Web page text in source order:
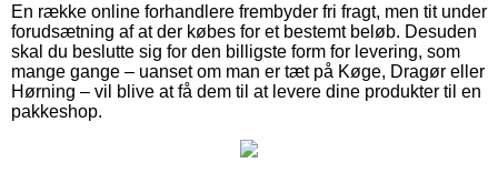
En række online forhandlere frembyder fri fragt, men tit under
forudsætning af at der købes for et bestemt beløb. Desuden
skal du beslutte sig for den billigste form for levering, som
mange gange – uanset om man er tæt på Køge, Dragør eller
Hørning – vil blive at få dem til at levere dine produkter til en
pakkeshop.